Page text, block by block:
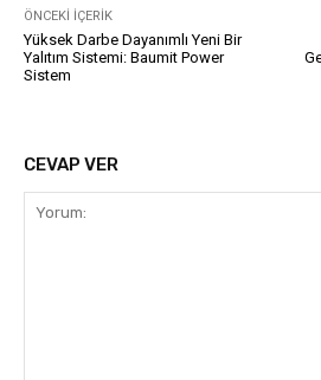
ÖNCEKI İÇERIK
Yüksek Darbe Dayanımlı Yeni Bir
Yalıtım Sistemi: Baumit Power
Sistem
CEVAP VER